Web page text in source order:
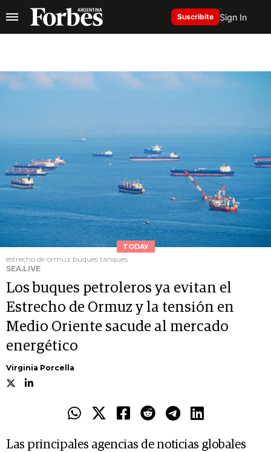
Suscribite Sign In
TODAY
estrecho de ormuz buques tanques
SEA.LIVE
Los buques petroleros ya evitan el
Estrecho de Ormuz y la tensión en
Medio Oriente sacude al mercado
energético
Virginia Porcella
Las principales agencias de noticias globales